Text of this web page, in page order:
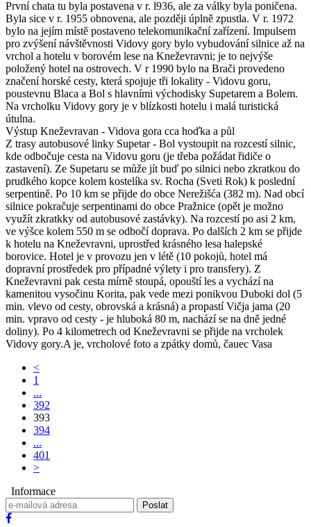
První chata tu byla postavena v r. l936, ale za války byla poničena.
Byla sice v r. 1955 obnovena, ale později úplně zpustla. V r. 1972
bylo na jejím místě postaveno telekomunikační zařízení. Impulsem
pro zvýšení návštěvnosti Vidovy gory bylo vybudování silnice až na
vrchol a hotelu v borovém lese na Kneževravni; je to nejvýše
položený hotel na ostrovech. V r 1990 bylo na Brači provedeno
značení horské cesty, která spojuje tři lokality - Vidovu goru,
poustevnu Blaca a Bol s hlavními východisky Supetarem a Bolem.
Na vrcholku Vidovy gory je v blízkosti hotelu i malá turistická
útulna.
Výstup Kneževravan - Vidova gora cca hoďka a půl
Z trasy autobusové linky Supetar - Bol vystoupit na rozcestí silnic,
kde odbočuje cesta na Vidovu goru (je třeba požádat řidiče o
zastavení). Ze Supetaru se může jít buď po silnici nebo zkratkou do
prudkého kopce kolem kostelíka sv. Rocha (Sveti Rok) k poslední
serpentině. Po 10 km se přijde do obce Nerežišća (382 m). Nad obcí
silnice pokračuje serpentinami do obce Pražnice (opět je možno
využít zkratkky od autobusové zastávky). Na rozcestí po asi 2 km,
ve výšce kolem 550 m se odbočí doprava. Po dalších 2 km se přijde
k hotelu na Kneževravni, uprostřed krásného lesa halepské
borovice. Hotel je v provozu jen v létě (10 pokojů, hotel má
dopravní prostředek pro případné výlety i pro transfery). Z
Kneževravni pak cesta mírně stoupá, opouští les a vychází na
kamenitou vysočinu Korita, pak vede mezi ponikvou Duboki dol (5
min. vlevo od cesty, obrovská a krásná) a propastí Vičja jama (20
min. vpravo od cesty - je hluboká 80 m, nachází se na dně jedné
doliny). Po 4 kilometrech od Kneževravni se přijde na vrcholek
Vidovy gory.A je, vrcholové foto a zpátky domů, čauec Vasa
<
1
...
392
393
394
...
401
>
Informace
Poslat